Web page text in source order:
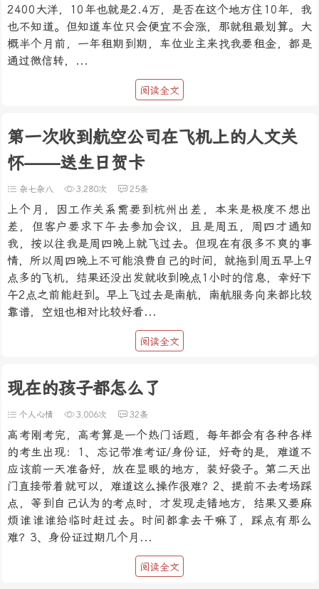
2400大洋，10年也就是2.4万，是否在这个地方住10年，我
也不知道。但知道车位只会便宜不会涨，那就租最划算。大
概半个月前，一年租期到期，车位业主来找我要租金，都是
通过微信转，...
阅读全文
第一次收到航空公司在飞机上的人文关
怀——送生日贺卡
杂七杂八 3,280次 25条
上个月，因工作关系需要到杭州出差，本来是极度不想出
差，但客户要求下午去参加会议，且是周五，周四才通知
我，按以往我是周四晚上就飞过去。但现在有很多不爽的事
情，所以周四晚上不可能浪费自己的时间，就拖到周五早上9
点多的飞机，结果还没出发就收到晚点1小时的信息，幸好下
午2点之前能赶到。早上飞过去是南航，南航服务向来都比较
靠谱，空姐也相对比较好看...
阅读全文
现在的孩子都怎么了
个人心情 3,006次 32条
高考刚考完，高考算是一个热门话题，每年都会有各种各样
的考生出现：1、忘记带准考证/身份证，好奇的是，难道不
应该前一天准备好，放在显眼的地方，装好袋子。第二天出
门直接带着就可以，难道这么操作很难？2、提前不去考场踩
点，等到自己认为的考点时，才发现走错地方，结果又要麻
烦谁谁谁给临时赶过去。时间都拿去干嘛了，踩点有那么
难？3、身份证过期几个月...
阅读全文